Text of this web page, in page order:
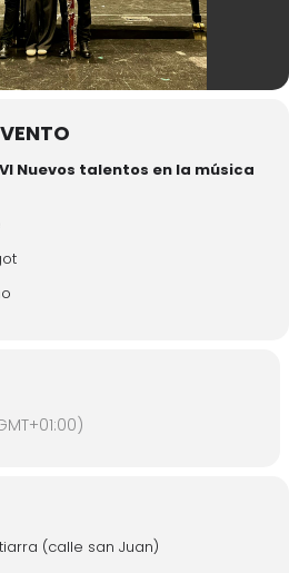
XVI Nuevos talentos en la música
(calle san Juan)